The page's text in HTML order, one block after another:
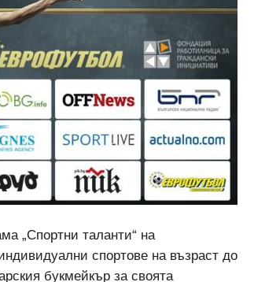
„Спортни таланти“ на
спортове на възраст до
букмейкър за своята